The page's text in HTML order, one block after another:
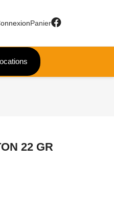
Panier
22 GR